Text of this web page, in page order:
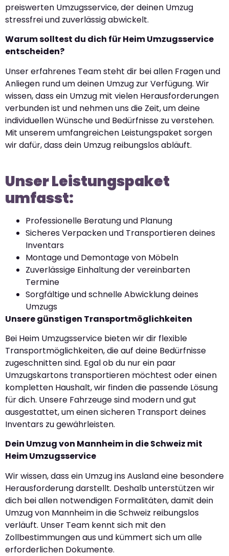
preiswerten Umzugsservice, der deinen Umzug
stressfrei und zuverlässig abwickelt.
Warum solltest du dich für Heim Umzugsservice
entscheiden?
Unser erfahrenes Team steht dir bei allen Fragen und
Anliegen rund um deinen Umzug zur Verfügung. Wir
wissen, dass ein Umzug mit vielen Herausforderungen
verbunden ist und nehmen uns die Zeit, um deine
individuellen Wünsche und Bedürfnisse zu verstehen.
Mit unserem umfangreichen Leistungspaket sorgen
wir dafür, dass dein Umzug reibungslos abläuft.
Unser Leistungspaket
umfasst:
Professionelle Beratung und Planung
Sicheres Verpacken und Transportieren deines
Inventars
Montage und Demontage von Möbeln
Zuverlässige Einhaltung der vereinbarten
Termine
Sorgfältige und schnelle Abwicklung deines
Umzugs
Unsere günstigen Transportmöglichkeiten
Bei Heim Umzugsservice bieten wir dir flexible
Transportmöglichkeiten, die auf deine Bedürfnisse
zugeschnitten sind. Egal ob du nur ein paar
Umzugskartons transportieren möchtest oder einen
kompletten Haushalt, wir finden die passende Lösung
für dich. Unsere Fahrzeuge sind modern und gut
ausgestattet, um einen sicheren Transport deines
Inventars zu gewährleisten.
Dein Umzug von Mannheim in die Schweiz mit
Heim Umzugsservice
Wir wissen, dass ein Umzug ins Ausland eine besondere
Herausforderung darstellt. Deshalb unterstützen wir
dich bei allen notwendigen Formalitäten, damit dein
Umzug von Mannheim in die Schweiz reibungslos
verläuft. Unser Team kennt sich mit den
Zollbestimmungen aus und kümmert sich um alle
erforderlichen Dokumente.